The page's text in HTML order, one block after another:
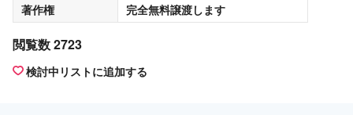
著作権
完全無料譲渡します
閲覧数 2723
検討中リストに追加する